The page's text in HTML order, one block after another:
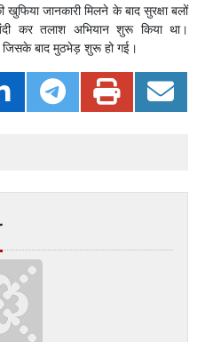
खुफिया जानकारी मिलने के बाद सुरक्षा बलों
कर तलाश अभियान शुरू किया था।
जिसके बाद मुठभेड़ शुरू हो गई।